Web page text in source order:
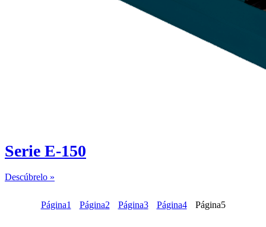
Serie E-150
Descúbrelo »
Página1 Página2 Página3 Página4 Página5